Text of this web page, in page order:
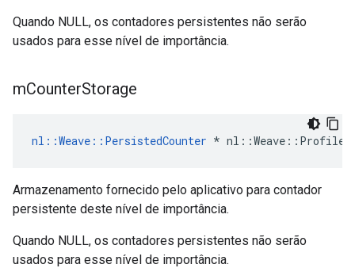
Quando NULL, os contadores persistentes não serão
usados para esse nível de importância.
mCounterStorage
nl::Weave::PersistedCounter *
Armazenamento fornecido pelo aplicativo para contador
persistente deste nível de importância.
Quando NULL, os contadores persistentes não serão
usados para esse nível de importância.